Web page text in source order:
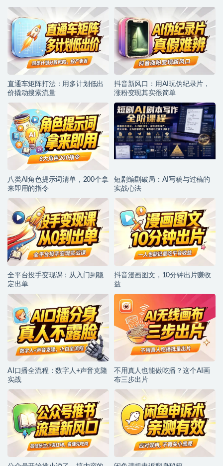
直通车矩阵打法：用多计划低出
价撬动搜索流量
抖音新风口：用AI玩伪纪录片，
涨粉变现其实很简单
八类AI角色提示词清单，200个拿
来即用的指令
短剧编剧破局：AI写稿与过稿的
实战心法
全平台投手变现课：从入门到稳
定出单
抖音漫画图文，10分钟出片赚收
益
AI口播全流程：数字人+声音克隆
实战
不用真人也能做吃播？这个AI画
布三步出片